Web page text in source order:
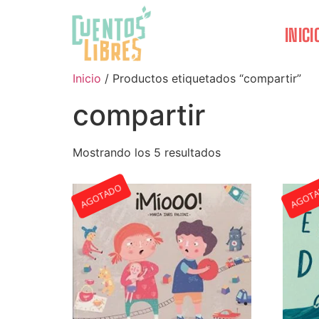
Inicio / Productos etiquetados “compartir”
compartir
Mostrando los 5 resultados
AGOTADO